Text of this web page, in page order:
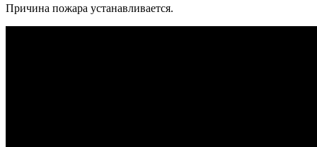
Причина пожара устанавливается.